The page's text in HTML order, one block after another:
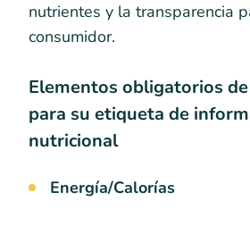
nutrientes y la transparencia
consumidor.
Elementos obligatorios
para su etiqueta de
nutricional
Energía/Calorías